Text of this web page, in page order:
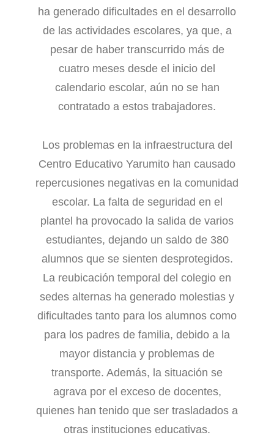
ha generado dificultades en el desarrollo
de las actividades escolares, ya que, a
pesar de haber transcurrido más de
cuatro meses desde el inicio del
calendario escolar, aún no se han
contratado a estos trabajadores.
Los problemas en la infraestructura del
Centro Educativo Yarumito han causado
repercusiones negativas en la comunidad
escolar. La falta de seguridad en el
plantel ha provocado la salida de varios
estudiantes, dejando un saldo de 380
alumnos que se sienten desprotegidos.
La reubicación temporal del colegio en
sedes alternas ha generado molestias y
dificultades tanto para los alumnos como
para los padres de familia, debido a la
mayor distancia y problemas de
transporte. Además, la situación se
agrava por el exceso de docentes,
quienes han tenido que ser trasladados a
otras instituciones educativas.